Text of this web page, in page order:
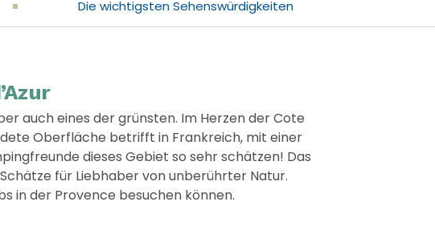
Die wichtigsten Sehenswürdigkeiten
auch eines der grünsten. Im Herzen der Cote
Oberfläche betrifft in Frankreich, mit einer
dieses Gebiet so sehr schätzen! Das
für Liebhaber von unberührter Natur.
in der Provence besuchen können.